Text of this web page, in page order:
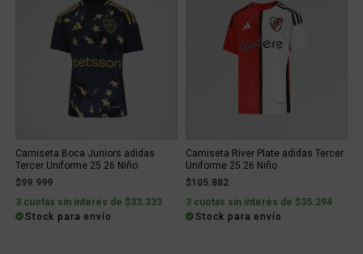
Camiseta Boca Juniors adidas
Tercer Uniforme 25 26 Niño
$99.999
3 cuotas sin interés de $33.333
Stock para envío
Camiseta River Plate adidas Tercer
Uniforme 25 26 Niño
$105.882
3 cuotas sin interés de $35.294
Stock para envío